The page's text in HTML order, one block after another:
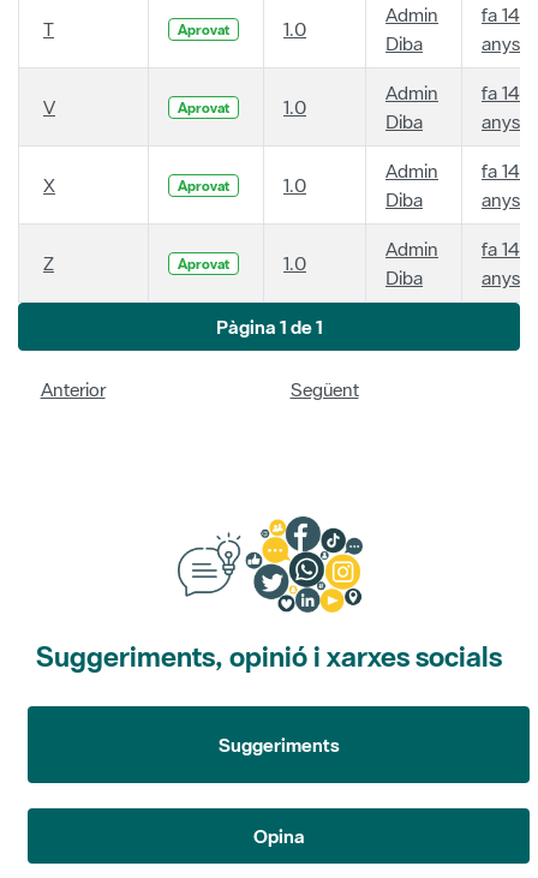
T Aprovat 1.0
Admin
Diba
fa 14
anys
V Aprovat 1.0
Admin
Diba
fa 14
anys
X Aprovat 1.0
Admin
Diba
fa 14
anys
Z Aprovat 1.0
Admin
Diba
fa 14
anys
Pàgina 1 de 1
Anterior Següent
Suggeriments, opinió i xarxes socials
Suggeriments
Opina